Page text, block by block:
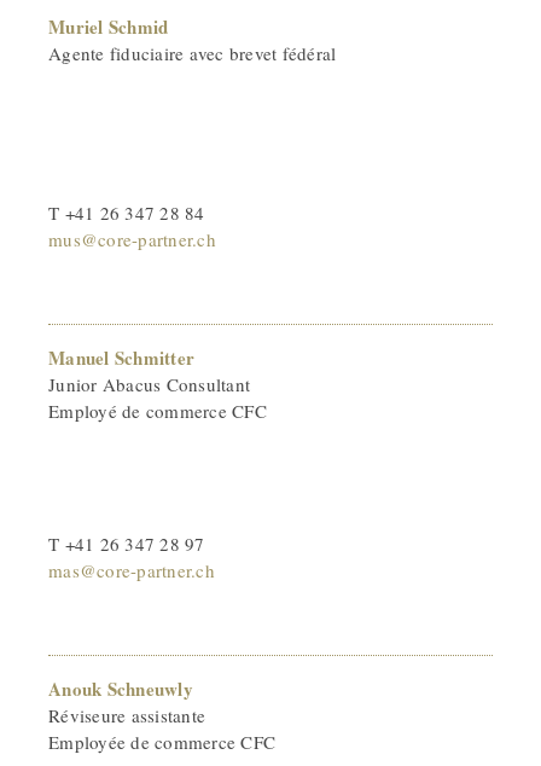
Muriel Schmid
Agente fiduciaire avec brevet fédéral
T +41 26 347 28 84
mus@core-partner.ch
Manuel Schmitter
Junior Abacus Consultant
Employé de commerce CFC
T +41 26 347 28 97
mas@core-partner.ch
Anouk Schneuwly
Réviseure assistante
Employée de commerce CFC